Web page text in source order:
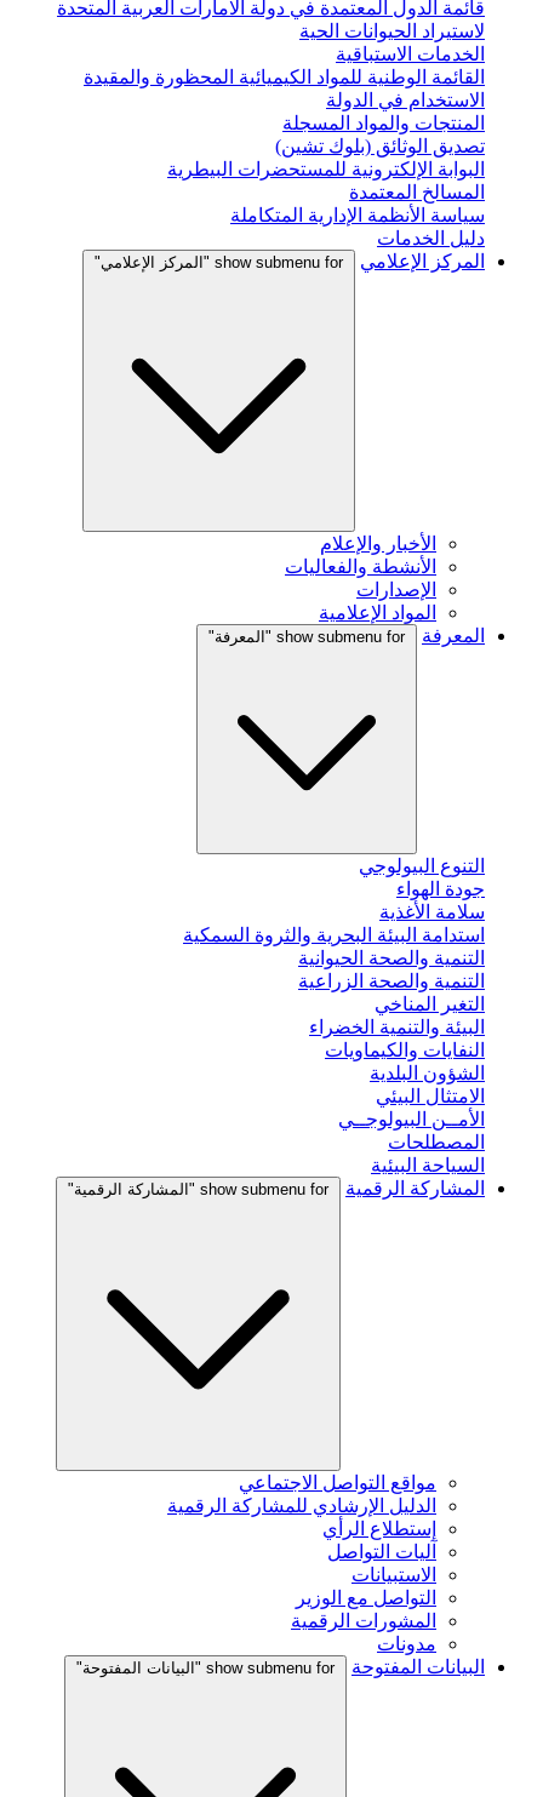
قائمة الدول المعتمدة في دولة الامارات العربية المتحدة
لاستيراد الحيوانات الحية
الخدمات الاستباقية
القائمة الوطنية للمواد الكيميائية المحظورة والمقيدة
الاستخدام في الدولة
المنتجات والمواد المسجلة
تصديق الوثائق (بلوك تشين)
البوابة الإلكترونية للمستحضرات البيطرية
المسالخ المعتمدة
سياسة الأنظمة الإدارية المتكاملة
دليل الخدمات
المركز الإعلامي
show submenu for "المركز الإعلامي"
الأخبار والإعلام
الأنشطة والفعاليات
الإصدارات
المواد الإعلامية
المعرفة
show submenu for "المعرفة"
التنوع البيولوجي
جودة الهواء
سلامة الأغذية
استدامة البيئة البحرية والثروة السمكية
التنمية والصحة الحيوانية
التنمية والصحة الزراعية
التغير المناخي
البيئة والتنمية الخضراء
النفايات والكيماويات
الشؤون البلدية
الامتثال البيئي
الأمــن البيولوجــي
المصطلحات
السياحة البيئية
المشاركة الرقمية
show submenu for "المشاركة الرقمية"
مواقع التواصل الاجتماعي
الدليل الإرشادي للمشاركة الرقمية
إستطلاع الرأي
آليات التواصل
الاستبيانات
التواصل مع الوزير
المشورات الرقمية
مدونات
البيانات المفتوحة
show submenu for "البيانات المفتوحة"